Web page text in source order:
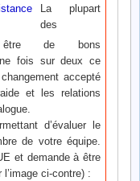
La plupart
des
être de bons
fois sur deux ce
accepté
et les relations
d’évaluer le
de votre équipe.
et demande à être
ci-contre) :